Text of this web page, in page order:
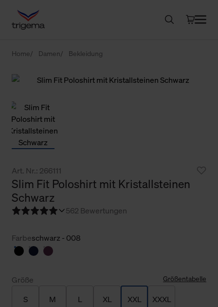
Home Damen Bekleidung
Art. Nr.: 266111
Slim Fit Poloshirt mit Kristallsteinen
Schwarz
562 Bewertungen
Farbeschwarz - 008
Größe Größentabelle
S M L XL XXL XXXL